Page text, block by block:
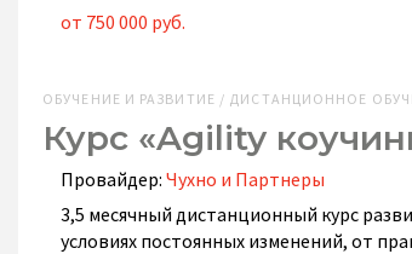
от 750 000 руб.
ОБУЧЕНИЕ И РАЗВИТИЕ / ДИСТАНЦИОННОЕ
Курс «Agility
Провайдер: Чухно и Партнеры
3,5 месячный дистанционный курс
условиях постоянных изменений, от